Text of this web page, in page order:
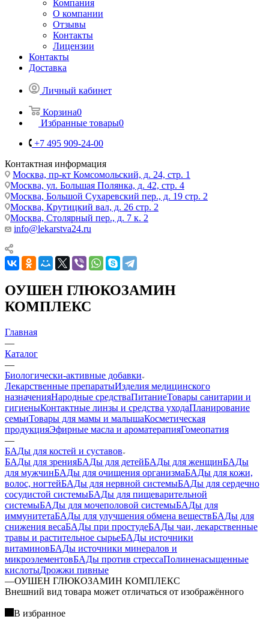
Компания
О компании
Отзывы
Контакты
Лицензии
Контакты
Доставка
Личный кабинет
Корзина0
Избранные товары0
+7 495 909-24-00
Контактная информация
Москва, пр-кт Комсомольский, д. 24, стр. 1
Москва, ул. Большая Полянка, д. 42, стр. 4
Москва, Большой Сухаревский пер., д. 19 стр. 2
Москва, Крутицкий вал, д. 26 стр. 2
Москва, Столярный пер., д. 7 к. 2
info@lekarstva24.ru
ОУШЕН ГЛЮКОЗАМИН
КОМПЛЕКС
Главная
—
Каталог
—
Биологически-активные добавки
Лекарственные препаратыИзделия медицинского
назначенияНародные средстваПитаниеТовары санитарии и
гигиеныКонтактные линзы и средства уходаПланирование
семьиТовары для мамы и малышаКосметическая
продукцияЭфирные масла и ароматерапияГомеопатия
—
БАДы для костей и суставов
БАДы для зренияБАДы для детейБАДы для женщинБАДы
для мужчинБАДы для очищения организмаБАДы для кожи,
волос, ногтейБАДы для нервной системыБАДы для сердечно
сосудистой системыБАДы для пищеварительной
системыБАДы для мочеполовой системыБАДы для
иммунитетаБАДы для улучшения обмена веществБАДы для
снижения весаБАДы при простудеБАДы чаи, лекарственные
травы и растительное сырьеБАДы источники
витаминовБАДы источники минералов и
микроэлементовБАДы против стрессаПолиненасыщенные
кислотыДрожжи пивные
—ОУШЕН ГЛЮКОЗАМИН КОМПЛЕКС
Bнешний вид товара может отличаться от изображённого
В избранное